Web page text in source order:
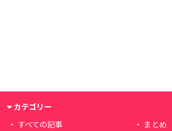
カテゴリー
すべての記事
まとめ